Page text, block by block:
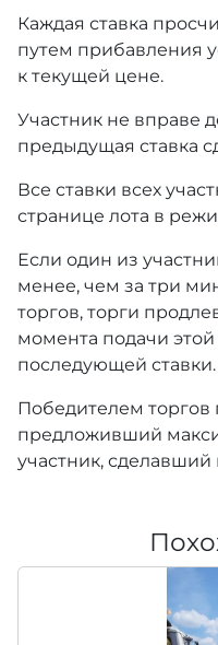
Каждая ставка
путем прибавления
к текущей цене.
Участник не вправе
предыдущая ставка
Все ставки всех
странице лота в
Если один из
менее, чем за три
торгов, торги
момента подачи
последующей ставки.
Победителем торгов
предложивший
участник,